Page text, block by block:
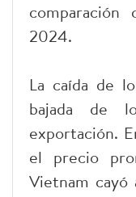
2024.
La caída de
bajada de
exportación.
el precio
Vietnam cayó